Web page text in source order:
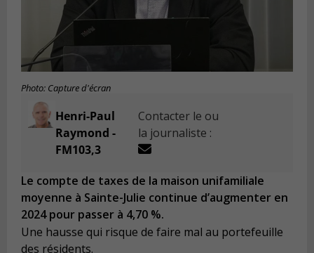
Photo: Capture d'écran
Henri-Paul
Raymond -
FM103,3
Contacter le ou
la journaliste :
Le compte de taxes de la maison unifamiliale
moyenne à Sainte-Julie continue d’augmenter en
2024 pour passer à 4,70 %.
Une hausse qui risque de faire mal au portefeuille
des résidents.